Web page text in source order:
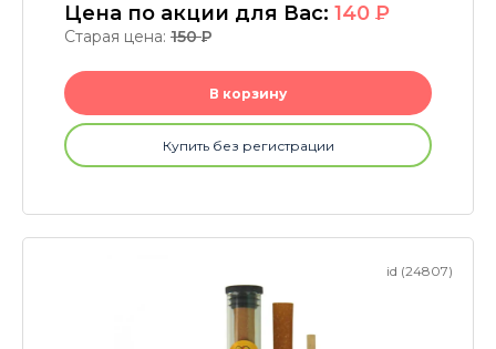
Цена по акции для Вас: 140 P
Старая цена: 150P
В корзину
Купить без регистрации
id (24807)